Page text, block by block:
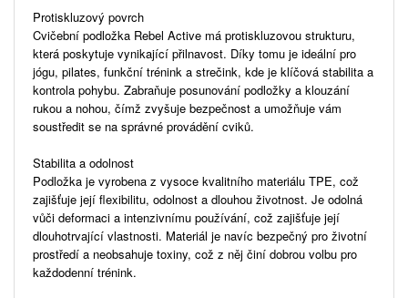
Protiskluzový povrch
Cvičební podložka Rebel Active má protiskluzovou strukturu,
která poskytuje vynikající přilnavost. Díky tomu je ideální pro
jógu, pilates, funkční trénink a strečink, kde je klíčová stabilita a
kontrola pohybu. Zabraňuje posunování podložky a klouzání
rukou a nohou, čímž zvyšuje bezpečnost a umožňuje vám
soustředit se na správné provádění cviků.
Stabilita a odolnost
Podložka je vyrobena z vysoce kvalitního materiálu TPE, což
zajišťuje její flexibilitu, odolnost a dlouhou životnost. Je odolná
vůči deformaci a intenzivnímu používání, což zajišťuje její
dlouhotrvající vlastnosti. Materiál je navíc bezpečný pro životní
prostředí a neobsahuje toxiny, což z něj činí dobrou volbu pro
každodenní trénink.